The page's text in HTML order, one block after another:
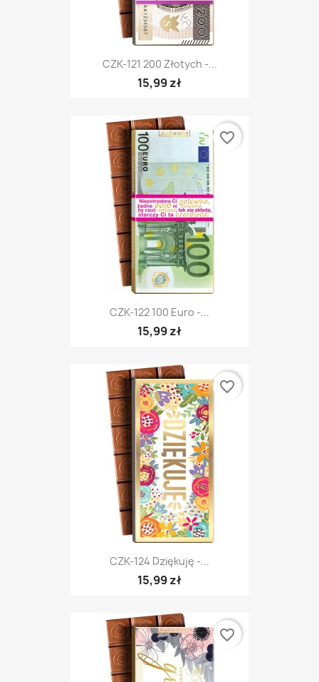
CZK-121 200 Złotych -...
15,99 zł
CZK-122 100 Euro -...
15,99 zł
favorite_border
CZK-124 Dziękuję -...
15,99 zł
favorite_border
favorite_border